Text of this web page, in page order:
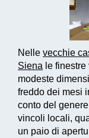
Nelle vecchie
Siena le
modeste
freddo dei mesi
conto del
vincoli locali,
un paio di